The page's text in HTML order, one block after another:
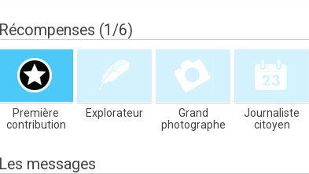
Récompenses (1/6)
Première
contribution
Explorateur
Grand
photographe
Journaliste
citoyen
Les messages